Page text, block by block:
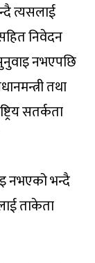
त्यसलाई
निवेदन
नभएपछि
तथा
सतर्कता
नभएको भन्दै
ताकेता